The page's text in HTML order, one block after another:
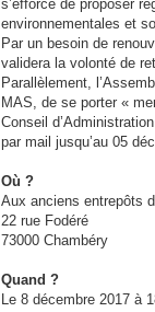
s’efforce de proposer
environnementales et
Par un besoin de
validera la volonté de
Parallèlement,
MAS, de se porter «
Conseil
par mail jusqu’au 05
Où ?
Aux anciens entrepôts
22 rue Fodéré
73000 Chambéry
Quand ?
Le 8 décembre 2017 à